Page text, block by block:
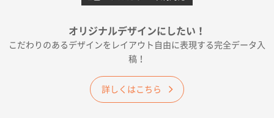
千葉県A社様
2026年06月19日 09:41
価格 大丈夫そうな会社に見えた
大阪府のお客様
A4フルカラークリアファイル1000枚
オリジナルデザインにしたい！
こだわりのあるデザインをレイアウト自由に表現する完全データ入
稿！
詳しくはこちら